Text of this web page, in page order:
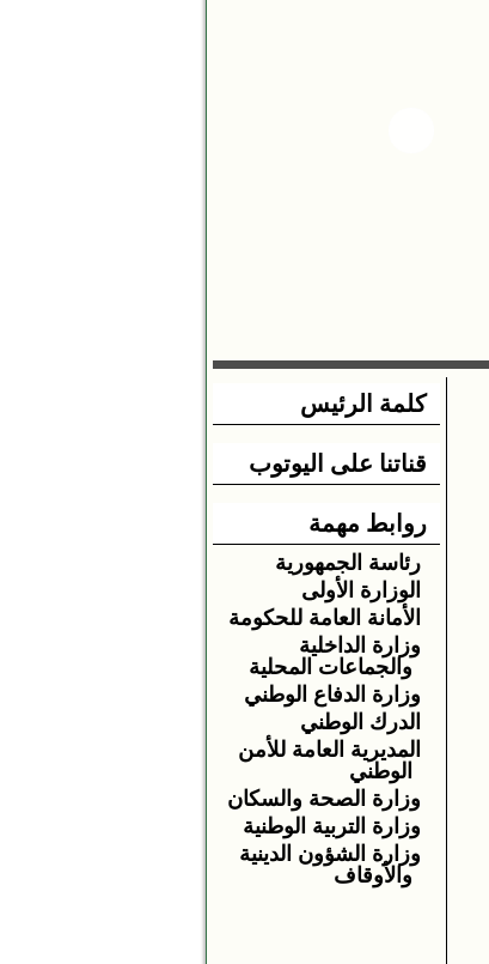
كلمة الرئيس
قناتنا على اليوتوب
روابط مهمة
رئاسة الجمهورية
الوزارة الأولى
الأمانة العامة للحكومة
وزارة الداخلية
والجماعات المحلية
وزارة الدفاع الوطني
الدرك الوطني
المديرية العامة للأمن
الوطني
وزارة الصحة والسكان
وزارة التربية الوطنية
وزارة الشؤون الدينية
والأوقاف